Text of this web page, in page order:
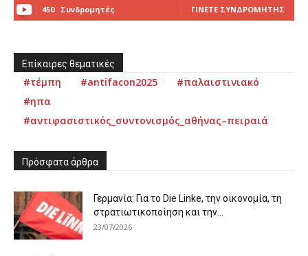
450 Συνδρομητές ΓΊΝΕΤΕ ΣΥΝΔΡΟΜΗΤΉΣ
Επίκαιρες θεματικές
#τέμπη #antifacon2025
#παλαιστινιακό
#ηπα
#αντιφασιστικός_συντονισμός_αθήνας–πειραιά
Πρόσφατα άρθρα
Γερμανία: Για το Die Linke, την οικονομία, τη
στρατιωτικοποίηση και την...
23/07/2026